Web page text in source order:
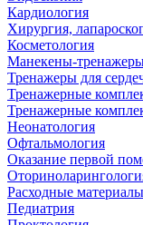
Кардиология
Хирургия,
Косметология
Манекены-
Тренажеры для
Тренажерные
Тренажерные
Неонатология
Офтальмология
Оказание первой
Расходные
Педиатрия